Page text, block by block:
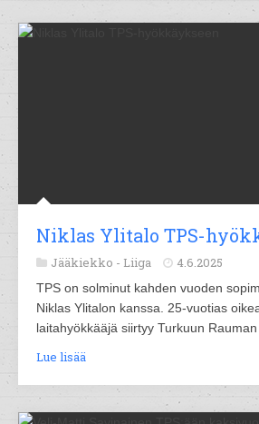
Niklas Ylitalo TPS-
Jääkiekko - Liiga 4.6.2025
TPS on solminut kahden vuoden
Niklas Ylitalon kanssa. 25-vuotias
laitahyökkääjä siirtyy Turkuun Rauman
Lue lisää